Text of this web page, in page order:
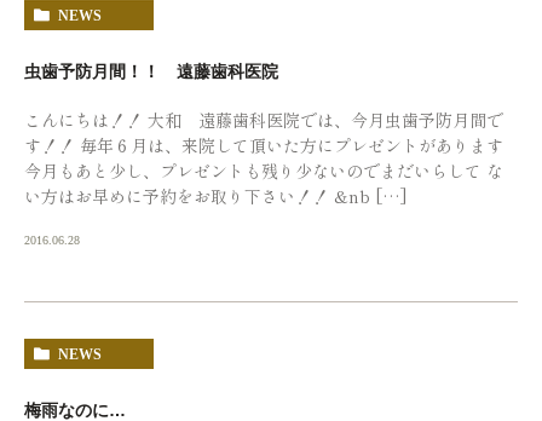
NEWS
虫歯予防月間！！ 遠藤歯科医院
こんにちは！！ 大和 遠藤歯科医院では、今月虫歯予防月間で
す！！ 毎年６月は、来院して頂いた方にプレゼントがあります
今月もあと少し、プレゼントも残り少ないのでまだいらして な
い方はお早めに予約をお取り下さい！！ &nb […]
2016.06.28
NEWS
梅雨なのに…